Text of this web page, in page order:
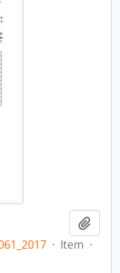
· Item ·